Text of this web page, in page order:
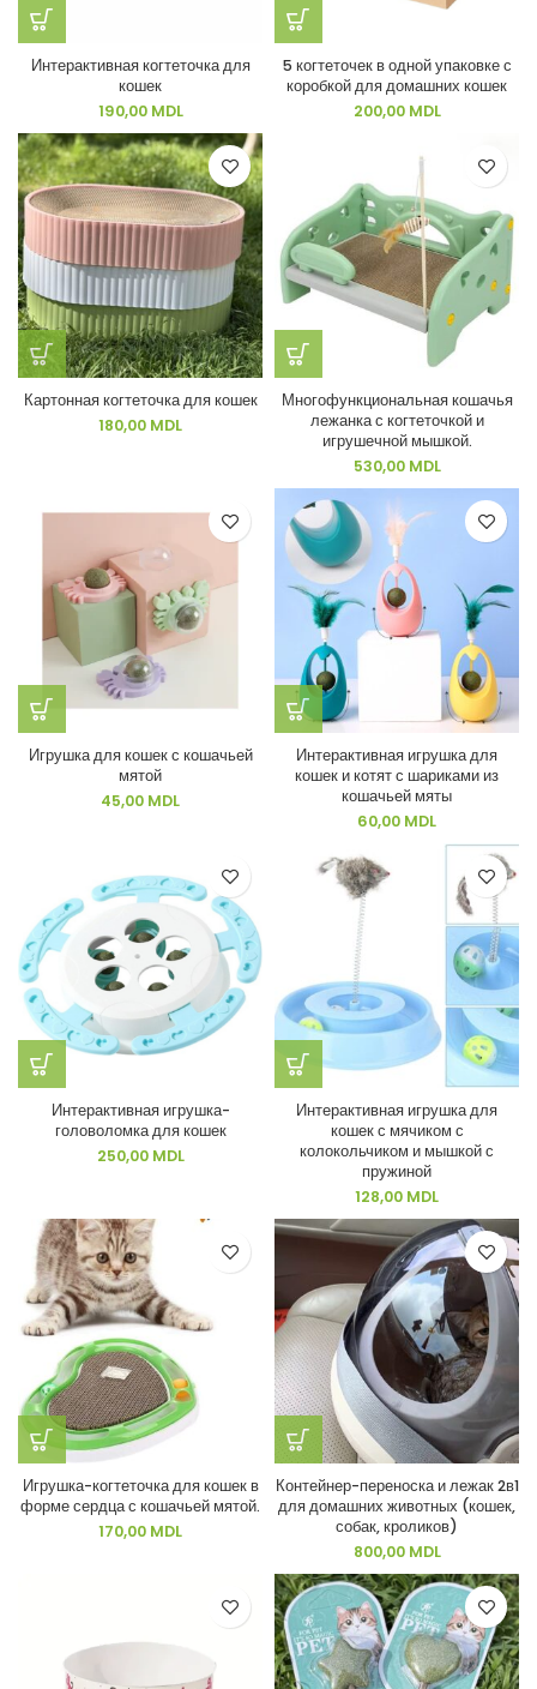
Интерактивная когтеточка для
кошек
190,00 MDL
5 когтеточек в одной упаковке с
коробкой для домашних кошек
200,00 MDL
Картонная когтеточка для кошек
180,00 MDL
Многофункциональная кошачья
лежанка с когтеточкой и
игрушечной мышкой.
530,00 MDL
Игрушка для кошек с кошачьей
мятой
45,00 MDL
Интерактивная игрушка для
кошек и котят с шариками из
кошачьей мяты
60,00 MDL
Интерактивная игрушка-
головоломка для кошек
250,00 MDL
Интерактивная игрушка для
кошек с мячиком с
колокольчиком и мышкой с
пружиной
128,00 MDL
Игрушка-когтеточка для кошек в
форме сердца с кошачьей мятой.
170,00 MDL
Контейнер-переноска и лежак 2в1
для домашних животных (кошек,
собак, кроликов)
800,00 MDL